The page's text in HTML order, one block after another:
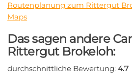
Routenplanung zum Rittergut
Maps
Das sagen andere
Rittergut Brokeloh:
durchschnittliche Bewertung: 4.7